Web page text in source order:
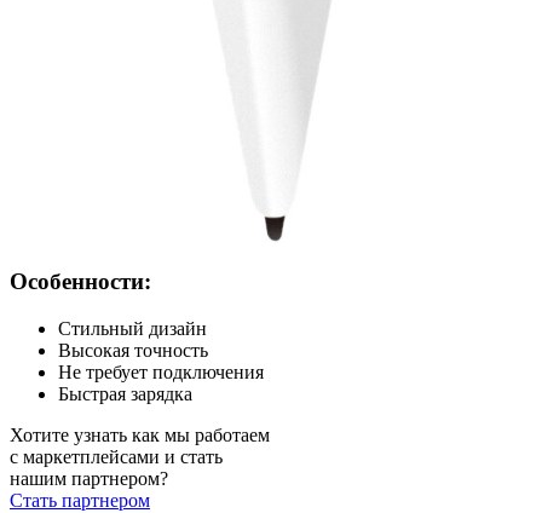
Особенности:
Стильный дизайн
Высокая точность
Не требует подключения
Быстрая зарядка
Хотите узнать как мы работаем
с маркетплейсами и стать
нашим партнером?
Стать партнером